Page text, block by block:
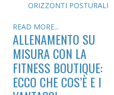
ORIZZONTI POSTURALI
READ MORE...
ALLENAMENTO SU
MISURA CON LA
FITNESS BOUTIQUE:
ECCO CHE COS’È E I